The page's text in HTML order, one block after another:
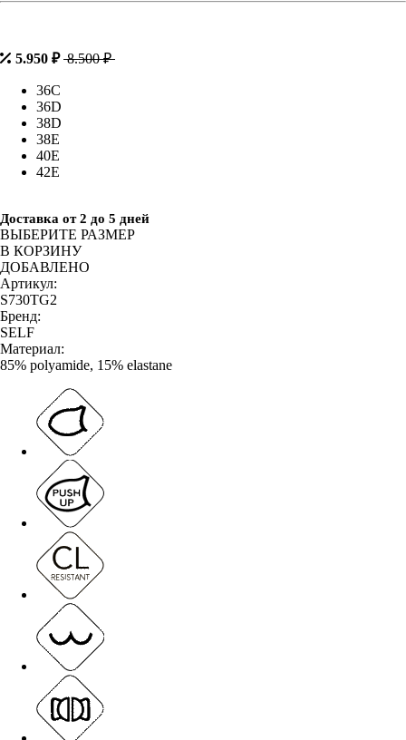
5.950 ₽ 8.500 ₽
36C
36D
38D
38E
40E
42E
Доставка от 2 до 5 дней
ВЫБЕРИТЕ РАЗМЕР
В КОРЗИНУ
ДОБАВЛЕНО
Артикул:
S730TG2
Бренд:
SELF
Материал:
85% polyamide, 15% elastane